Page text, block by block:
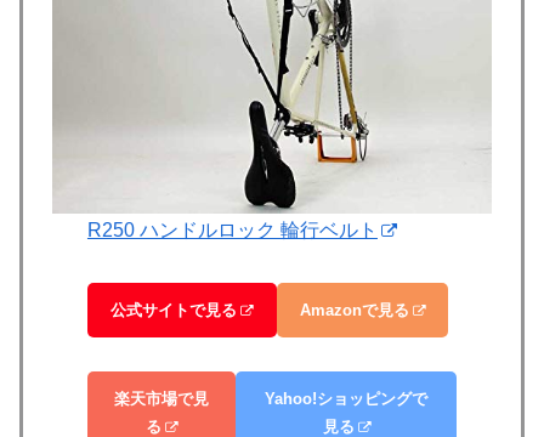
R250 ハンドルロック 輪行ベルト
公式サイトで見る Amazonで見る
楽天市場で見
る
Yahoo!ショッピングで
見る